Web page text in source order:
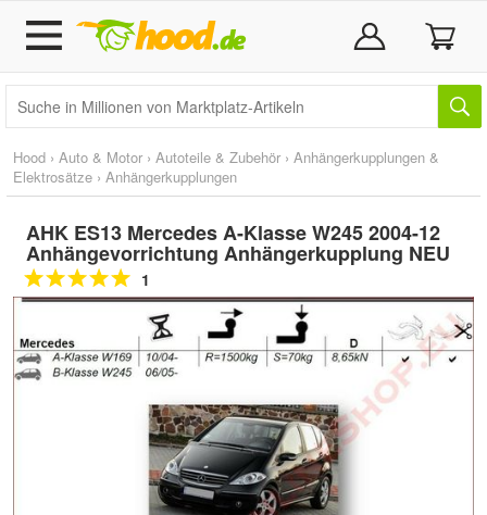
Hood › Auto & Motor › Autoteile & Zubehör › Anhängerkupplungen &
Elektrosätze › Anhängerkupplungen
AHK ES13 Mercedes A-Klasse W245 2004-12
Anhängevorrichtung Anhängerkupplung NEU
1